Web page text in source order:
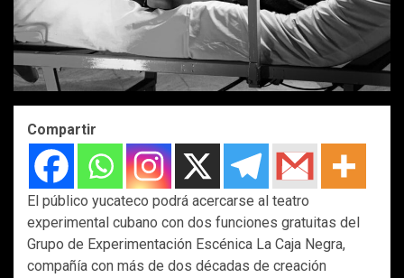
Compartir
El público yucateco podrá acercarse al teatro
experimental cubano con dos funciones gratuitas del
Grupo de Experimentación Escénica La Caja Negra,
compañía con más de dos décadas de creación